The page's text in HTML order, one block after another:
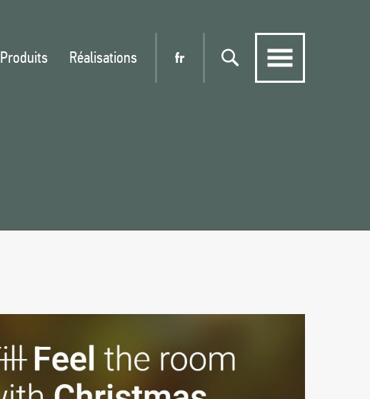
Produits Réalisations fr